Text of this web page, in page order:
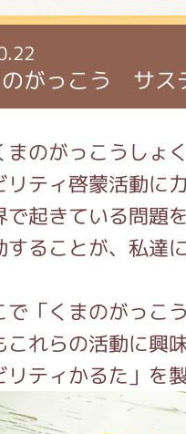
のがっこう サス
まのがっこうしょ
リティ啓蒙活動に
で起きている問題
することが、私達
で「くまのがっこ
これらの活動に興
リティかるた」を
・作家紹介
ップインフォメ
ズインフォメー
ージカル・コン
のしみコンテ